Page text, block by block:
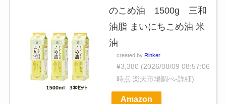
のこめ油 1500g 三和
油脂 まいにちこめ油 米
油
created by Rinker
¥3,380 (2026/08/09 08:57:06
時点 楽天市場調べ-詳細)
Amazon